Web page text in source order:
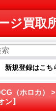
ジ買取
新規登録はこち
（ホロカ）
ン】